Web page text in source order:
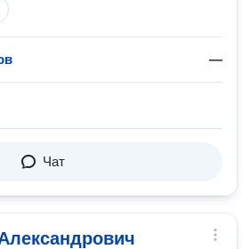
—
Чат